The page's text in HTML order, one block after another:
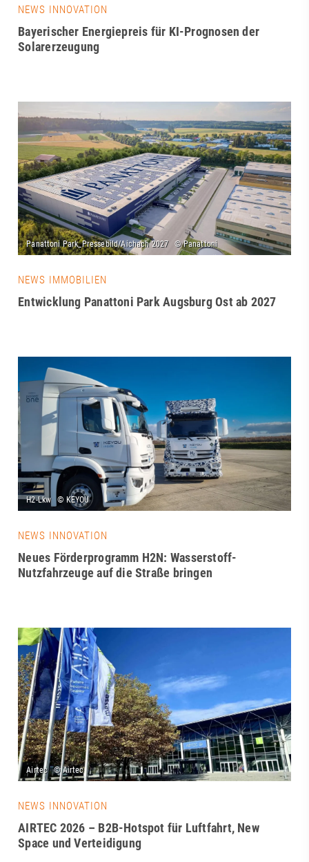
NEWS INNOVATION
Bayerischer Energiepreis für KI-Prognosen der
Solarerzeugung
NEWS IMMOBILIEN
Entwicklung Panattoni Park Augsburg Ost ab 2027
NEWS INNOVATION
Neues Förderprogramm H2N: Wasserstoff-
Nutzfahrzeuge auf die Straße bringen
NEWS INNOVATION
AIRTEC 2026 – B2B-Hotspot für Luftfahrt, New
Space und Verteidigung